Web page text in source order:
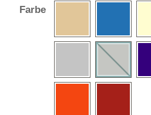
Farbe